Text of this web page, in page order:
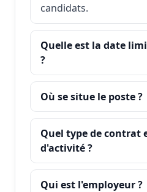
candidats.
Quelle est la date
?
Où se situe le poste ?
Quel type de contrat
d'activité ?
Qui est l'employeur ?